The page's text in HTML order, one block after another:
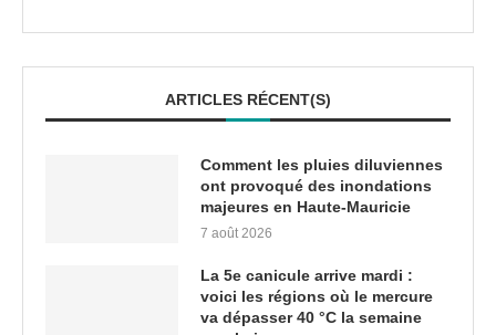
ARTICLES RÉCENT(S)
Comment les pluies diluviennes
ont provoqué des inondations
majeures en Haute-Mauricie
7 août 2026
La 5e canicule arrive mardi :
voici les régions où le mercure
va dépasser 40 °C la semaine